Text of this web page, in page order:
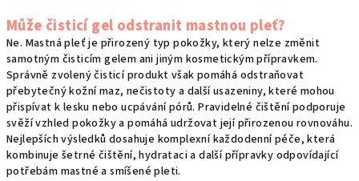
Může čisticí gel odstranit mastnou pleť?
Ne. Mastná pleť je přirozený typ pokožky, který nelze změnit
samotným čisticím gelem ani jiným kosmetickým přípravkem.
Správně zvolený čisticí produkt však pomáhá odstraňovat
přebytečný kožní maz, nečistoty a další usazeniny, které mohou
přispívat k lesku nebo ucpávání pórů. Pravidelné čištění podporuje
svěží vzhled pokožky a pomáhá udržovat její přirozenou rovnováhu.
Nejlepších výsledků dosahuje komplexní každodenní péče, která
kombinuje šetrné čištění, hydrataci a další přípravky odpovídající
potřebám mastné a smíšené pleti.